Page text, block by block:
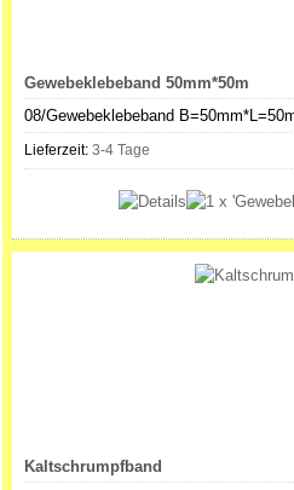
Gewebeklebeband 50mm*50m
08/Gewebeklebeband
Lieferzeit: 3-4 Tage
Kaltschrumpfband